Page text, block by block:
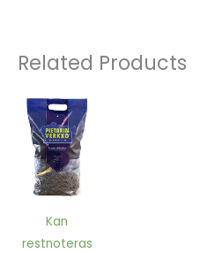
Related Products
Kan
restnoteras